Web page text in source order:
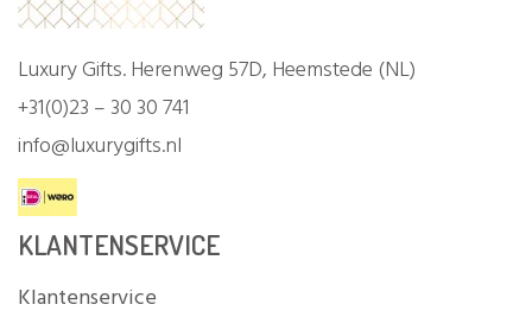
Luxury Gifts. Herenweg 57D, Heemstede (NL)
+31(0)23 – 30 30 741
info@luxurygifts.nl
KLANTENSERVICE
Klantenservice